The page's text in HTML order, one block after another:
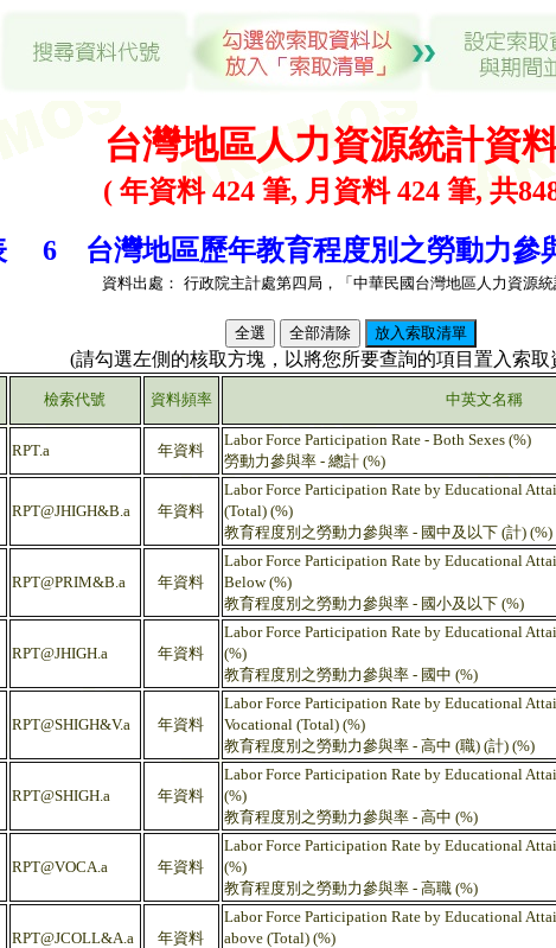
台灣地區人力資源統計資
( 年資料 424 筆, 月資料 424 筆, 共
6 台灣地區歷年教育程度別之勞動力參
資料出處： 行政院主計處第四局，「中華民國台灣地區人力資源統
(請勾選左側的核取方塊，以將您所要查詢的項目置入索取
檢索代號 資料頻率 中英文名稱
RPT.a 年資料
Labor Force Participation Rate - Both Sexes (%)
勞動力參與率 - 總計 (%)
RPT@JHIGH&B.a 年資料
Labor Force Participation Rate by Educational
(Total) (%)
教育程度別之勞動力參與率 - 國中及以下 (計) (%)
RPT@PRIM&B.a 年資料
Labor Force Participation Rate by Educational
Below (%)
教育程度別之勞動力參與率 - 國小及以下 (%)
RPT@JHIGH.a 年資料
Labor Force Participation Rate by Educational
(%)
教育程度別之勞動力參與率 - 國中 (%)
RPT@SHIGH&V.a 年資料
Labor Force Participation Rate by Educational
Vocational (Total) (%)
教育程度別之勞動力參與率 - 高中 (職) (計) (%)
RPT@SHIGH.a 年資料
Labor Force Participation Rate by Educational
(%)
教育程度別之勞動力參與率 - 高中 (%)
RPT@VOCA.a 年資料
Labor Force Participation Rate by Educational
(%)
教育程度別之勞動力參與率 - 高職 (%)
RPT@JCOLL&A.a 年資料
Labor Force Participation Rate by Educational
above (Total) (%)